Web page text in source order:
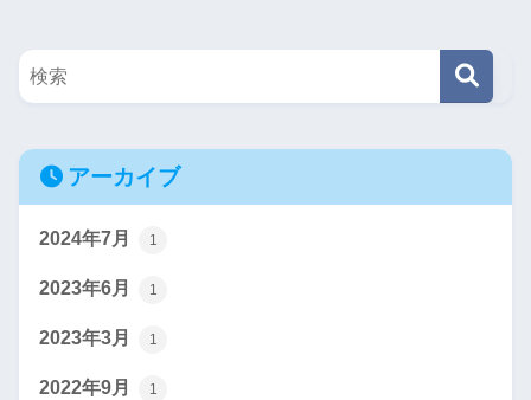
アーカイブ
2024年7月 1
2023年6月 1
2023年3月 1
2022年9月 1